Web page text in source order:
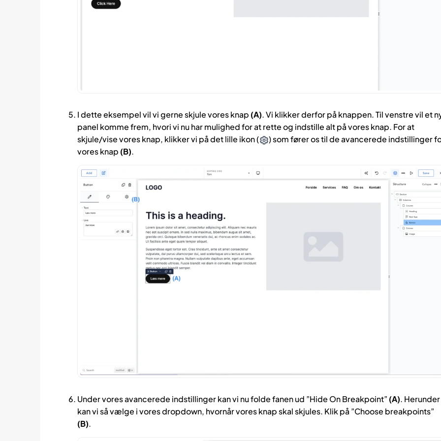
I dette eksempel vil vi gerne skjule vores knap (A). Vi klikker derfor på knappen. Til venstre vil et
panel komme frem, hvori vi nu har mulighed for at rette og indstille alt på vores knap. For at
skjule/vise vores knap, klikker vi på det lille ikon (
) som fører os til de avancerede indstillinger
vores knap (B).
Under vores avancerede indstillinger kan vi nu folde fanen ud ”Hide On Breakpoint” (A). Herunder
kan vi så vælge i vores dropdown, hvornår vores knap skal skjules. Klik på ”Choose breakpoints”
(B).